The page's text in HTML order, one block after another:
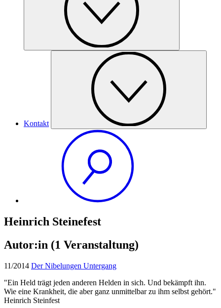
Kontakt
Heinrich Steinefest
Autor:in (1 Veranstaltung)
11/2014 Der Nibelungen Untergang
"Ein Held trägt jeden anderen Helden in sich. Und bekämpft ihn.
Wie eine Krankheit, die aber ganz unmittelbar zu ihm selbst gehört."
Heinrich Steinfest